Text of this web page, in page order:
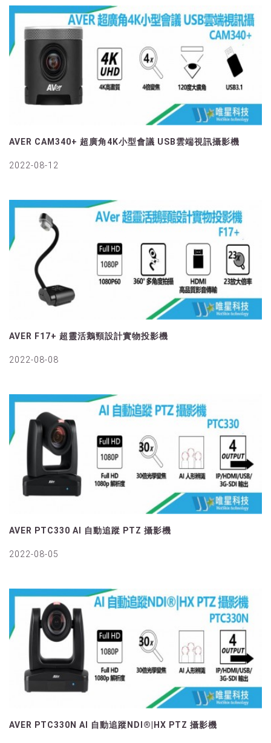
AVER CAM340+ 超廣角4K小型會議 USB雲端視訊攝影機
2022-08-12
AVER F17+ 超靈活鵝頸設計實物投影機
2022-08-08
AVER PTC330 AI 自動追蹤 PTZ 攝影機
2022-08-05
AVER PTC330N AI 自動追蹤NDI®|HX PTZ 攝影機